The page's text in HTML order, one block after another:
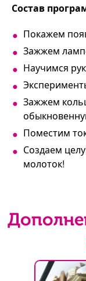
Состав
Покажем
Зажжем
Научимся
Зажжем
Поместим
Создаем
молоток!